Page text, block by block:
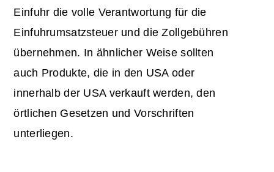
Einfuhr die volle Verantwortung für die
Einfuhrumsatzsteuer und die Zollgebühren
übernehmen. In ähnlicher Weise sollten
auch Produkte, die in den USA oder
innerhalb der USA verkauft werden, den
örtlichen Gesetzen und Vorschriften
unterliegen.